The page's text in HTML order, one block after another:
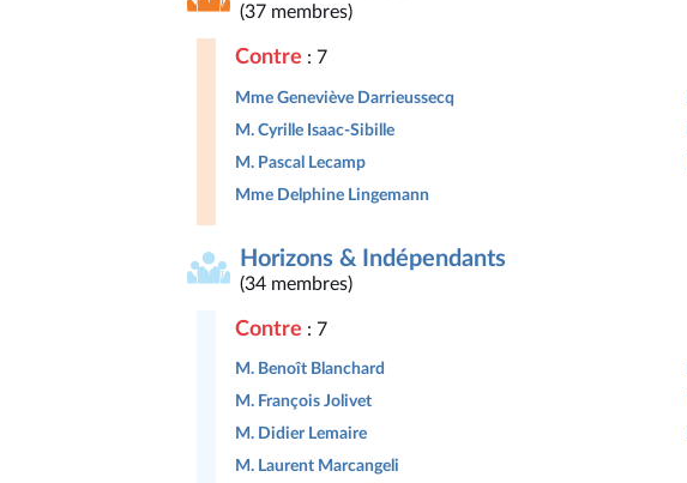
(37 membres)
Contre : 7
Mme Geneviève Darrieussecq
M. Cyrille Isaac-Sibille
M. Pascal Lecamp
Mme Delphine Lingemann
Horizons & Indépendants
(34 membres)
Contre : 7
M. Benoît Blanchard
M. François Jolivet
M. Didier Lemaire
M. Laurent Marcangeli